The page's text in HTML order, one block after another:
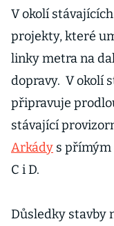
V okolí
projekty, které
linky metra na
dopravy. V okolí
připravuje
stávající
Arkády s
C i D.
Důsledky stavby